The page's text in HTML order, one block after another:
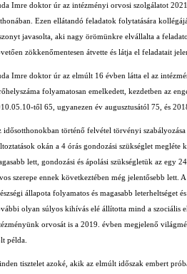
Imre doktor úr az intézményi orvosi szolgálatot
Ezen ellátandó feladatok folytatására
javasolta, aki nagy örömünkre elvállalta a
zökkenőmentesen átvette és látja el feladatait
Imre doktor úr az elmúlt 16 évben látta el az
folyamatosan emelkedett, kezdetben az
től 65, ugyanezen év augusztusától 75, és
idősotthonokban történő felvétel törvényi
okán a 4 órás gondozási szükséglet
lett, gondozási és ápolási szükségletük az egy
szerepe ennek következtében még jelentősebb lett.
állapota folyamatos és magasabb leterheltséget
olyan súlyos kihívás elé állította mind a szociális
orvosát is a 2019. évben megjelenő
példa.
tisztelet azoké, akik az elmúlt időszak embert